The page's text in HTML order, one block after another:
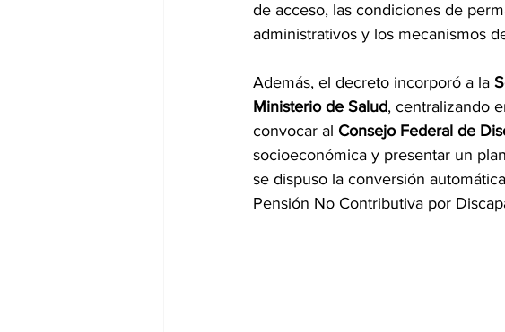
de acceso, las condiciones de
administrativos y los mecanismos
Además, el decreto incorporó a la
Ministerio de Salud, centralizando
convocar al Consejo Federal de
socioeconómica y presentar un
se dispuso la conversión
Pensión No Contributiva por